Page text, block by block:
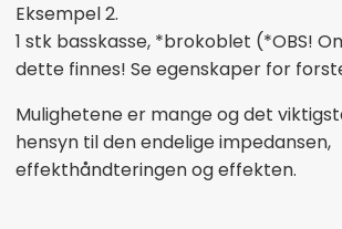
Eksempel 2.
1 stk basskasse, *brokoblet (*OBS!
dette finnes! Se egenskaper for
Mulighetene er mange og det
hensyn til den endelige impedansen,
effekthåndteringen og effekten.